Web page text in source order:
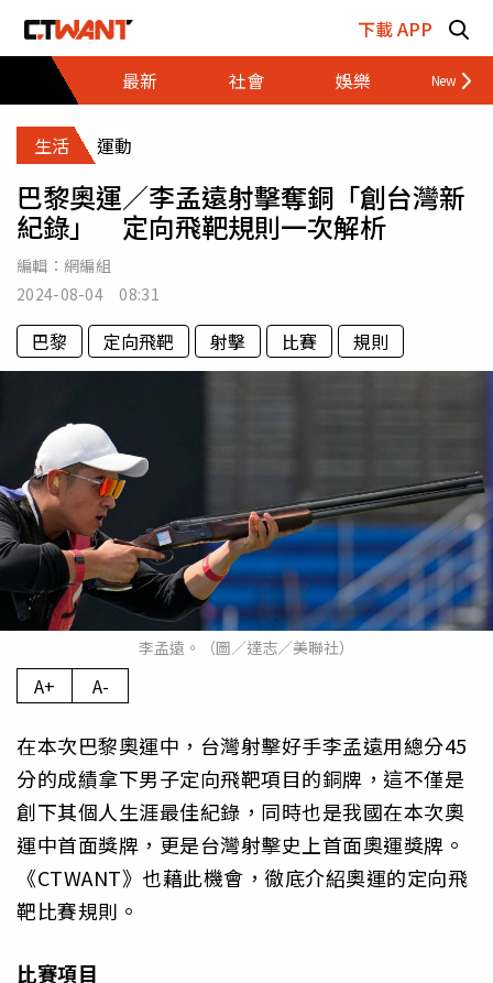
下載 APP
最新
社會 娛樂 財經
生活 運動
巴黎奧運／李孟遠射擊奪銅「創台灣新
紀錄」 定向飛靶規則一次解析
編輯： 網編組
2024-08-04 08:31
巴黎 定向飛靶 射擊 比賽 規則
李孟遠。（圖／達志／美聯社）
A+ A-
在本次巴黎奧運中，台灣射擊好手李孟遠用總分45
分的成績拿下男子定向飛靶項目的銅牌，這不僅是
創下其個人生涯最佳紀錄，同時也是我國在本次奧
運中首面獎牌，更是台灣射擊史上首面奧運獎牌。
《CTWANT》也藉此機會，徹底介紹奧運的定向飛
靶比賽規則。
比賽項目